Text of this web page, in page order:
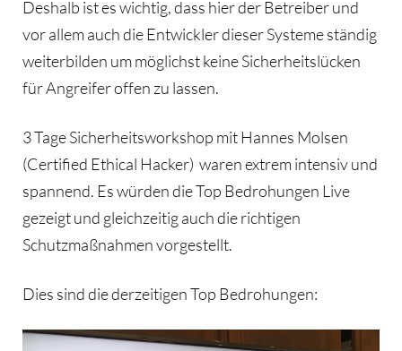
Deshalb ist es wichtig, dass hier der Betreiber und
vor allem auch die Entwickler dieser Systeme ständig
weiterbilden um möglichst keine Sicherheitslücken
für Angreifer offen zu lassen.
3 Tage Sicherheitsworkshop mit Hannes Molsen
(Certified Ethical Hacker) waren extrem intensiv und
spannend. Es würden die Top Bedrohungen Live
gezeigt und gleichzeitig auch die richtigen
Schutzmaßnahmen vorgestellt.
Dies sind die derzeitigen Top Bedrohungen: